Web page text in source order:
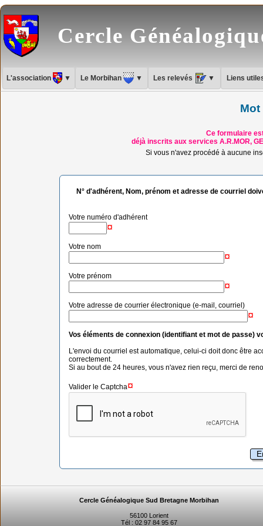
Cercle
L'association ▼ Le Morbihan ▼ Les relevés ▼ Liens
Ce formulaire
déjà inscrits aux services A.R.MOR,
Si vous n'avez procédé à aucune
N° d'adhérent, Nom, prénom et adresse de courriel
Votre numéro d'adhérent
¤
Votre nom
¤
Votre prénom
¤
Votre adresse de courrier électronique (e-mail, courriel)
¤
Vos éléments de connexion (identifiant et mot de passe)
L'envoi du courriel est automatique, celui-ci doit donc être
correctement.
Si au bout de 24 heures, vous n'avez rien reçu, merci de
Valider le Captcha¤
Cercle Généalogique Sud Bretagne Morbihan
56100 Lorient
Tél : 02 97 84 95 67